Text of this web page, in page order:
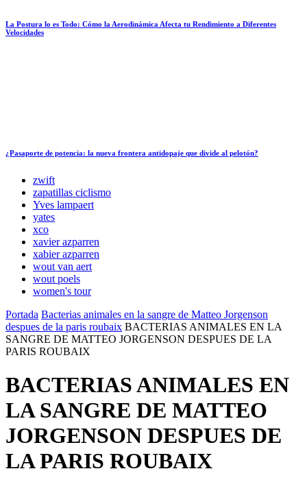
La Postura lo es Todo: Cómo la Aerodinámica Afecta tu Rendimiento a Diferentes
Velocidades
¿Pasaporte de potencia: la nueva frontera antidopaje que divide al pelotón?
zwift
zapatillas ciclismo
Yves lampaert
yates
xco
xavier azparren
xabier azparren
wout van aert
wout poels
women's tour
Portada Bacterias animales en la sangre de Matteo Jorgenson
despues de la paris roubaix BACTERIAS ANIMALES EN LA
SANGRE DE MATTEO JORGENSON DESPUES DE LA
PARIS ROUBAIX
BACTERIAS ANIMALES EN
LA SANGRE DE MATTEO
JORGENSON DESPUES DE
LA PARIS ROUBAIX